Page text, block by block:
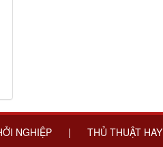
NGHIỆP |
THỦ THUẬT HAY